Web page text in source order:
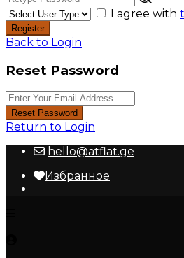
I agree with
Register
Back to Login
Reset Password
Reset Password
Return to Login
hello@atflat.ge
Избранное